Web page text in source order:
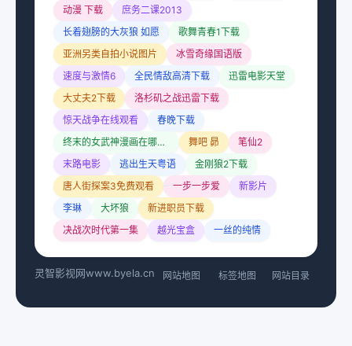
动漫 下载
庶务二课2013
长着翅膀的大灰狼 如愿
歌舞青春1下载
亚洲另类自拍小说图片
冰雪奇缘国语版
速度与激情6
全民情敌高清下载
迅雷电影天堂
大丈夫2下载
洛杉矶之战迅雷下载
惊天战争在线观看
春晚下载
终末的女武神漫画在哪里可以看
舞吧 昴
笔仙2
末路电影
逃出生天粤语
金刚狼2下载
唐人街探案3免费观看
一步一步爱
新影片
李琳
大坏狼
新进职员下载
决战次时代第一集
越光宝盒 一丝的纯情
灵智影视网www.byela.cn 网站地图 标签地图 网站目录